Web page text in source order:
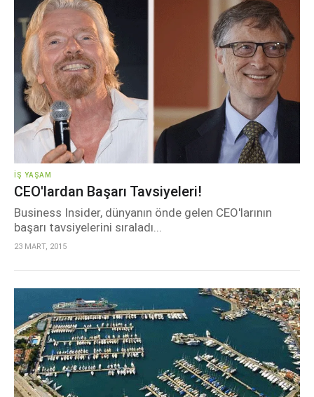
İŞ YAŞAM
CEO'lardan Başarı Tavsiyeleri!
Business Insider, dünyanın önde gelen CEO'larının
başarı tavsiyelerini sıraladı...
23 MART, 2015